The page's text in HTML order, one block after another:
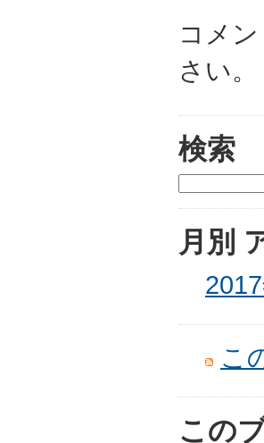
コメ
さい。
検索
月別
こ
この